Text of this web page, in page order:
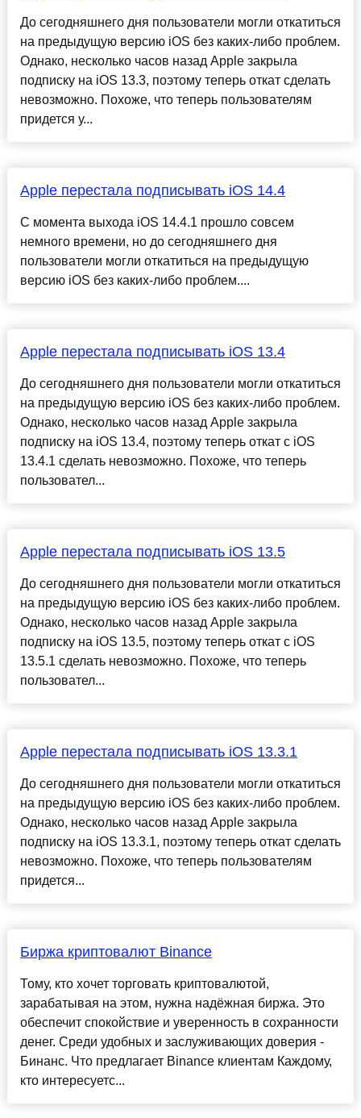
До сегодняшнего дня пользователи могли откатиться
на предыдущую версию iOS без каких-либо проблем.
Однако, несколько часов назад Apple закрыла
подписку на iOS 13.3, поэтому теперь откат сделать
невозможно. Похоже, что теперь пользователям
придется у...
Apple перестала подписывать iOS 14.4
С момента выхода iOS 14.4.1 прошло совсем
немного времени, но до сегодняшнего дня
пользователи могли откатиться на предыдущую
версию iOS без каких-либо проблем....
Apple перестала подписывать iOS 13.4
До сегодняшнего дня пользователи могли откатиться
на предыдущую версию iOS без каких-либо проблем.
Однако, несколько часов назад Apple закрыла
подписку на iOS 13.4, поэтому теперь откат с iOS
13.4.1 сделать невозможно. Похоже, что теперь
пользовател...
Apple перестала подписывать iOS 13.5
До сегодняшнего дня пользователи могли откатиться
на предыдущую версию iOS без каких-либо проблем.
Однако, несколько часов назад Apple закрыла
подписку на iOS 13.5, поэтому теперь откат с iOS
13.5.1 сделать невозможно. Похоже, что теперь
пользовател...
Apple перестала подписывать iOS 13.3.1
До сегодняшнего дня пользователи могли откатиться
на предыдущую версию iOS без каких-либо проблем.
Однако, несколько часов назад Apple закрыла
подписку на iOS 13.3.1, поэтому теперь откат сделать
невозможно. Похоже, что теперь пользователям
придется...
Биржа криптовалют Binance
Тому, кто хочет торговать криптовалютой,
зарабатывая на этом, нужна надёжная биржа. Это
обеспечит спокойствие и уверенность в сохранности
денег. Среди удобных и заслуживающих доверия -
Бинанс. Что предлагает Binance клиентам Каждому,
кто интересуетс...